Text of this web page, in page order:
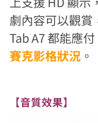
劇內容可以觀賞
Tab A7 都能應
賽克影格狀況 。
【音質效果】